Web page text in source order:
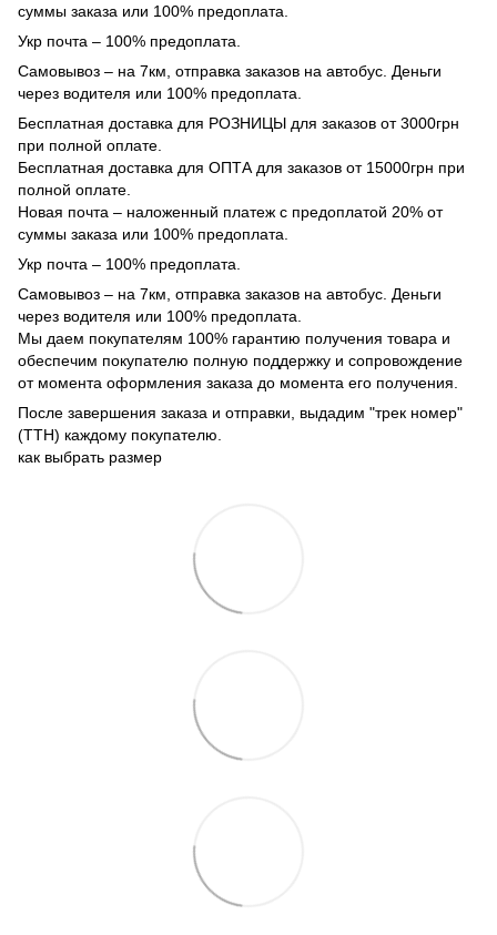
суммы заказа или 100% предоплата.
Укр почта – 100% предоплата.
Самовывоз – на 7км, отправка заказов на автобус. Деньги
через водителя или 100% предоплата.
Бесплатная доставка для РОЗНИЦЫ для заказов от 3000грн
при полной оплате.
Бесплатная доставка для ОПТА для заказов от 15000грн при
полной оплате.
Новая почта – наложенный платеж с предоплатой 20% от
суммы заказа или 100% предоплата.
Укр почта – 100% предоплата.
Самовывоз – на 7км, отправка заказов на автобус. Деньги
через водителя или 100% предоплата.
Мы даем покупателям 100% гарантию получения товара и
обеспечим покупателю полную поддержку и сопровождение
от момента оформления заказа до момента его получения.
После завершения заказа и отправки, выдадим "трек номер"
(ТТН) каждому покупателю.
как выбрать размер